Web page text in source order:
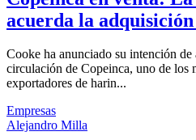
acuerda la
Cooke ha anunciado su intención
circulación de Copeinca, uno de los
exportadores de harin...
Empresas
Alejandro Milla